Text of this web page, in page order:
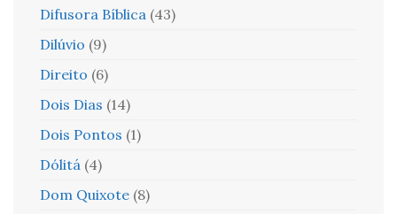
Difusora Bíblica (43)
Dilúvio (9)
Direito (6)
Dois Dias (14)
Dois Pontos (1)
Dólitá (4)
Dom Quixote (8)